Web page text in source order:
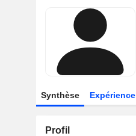
Synthèse Expérience
Profil